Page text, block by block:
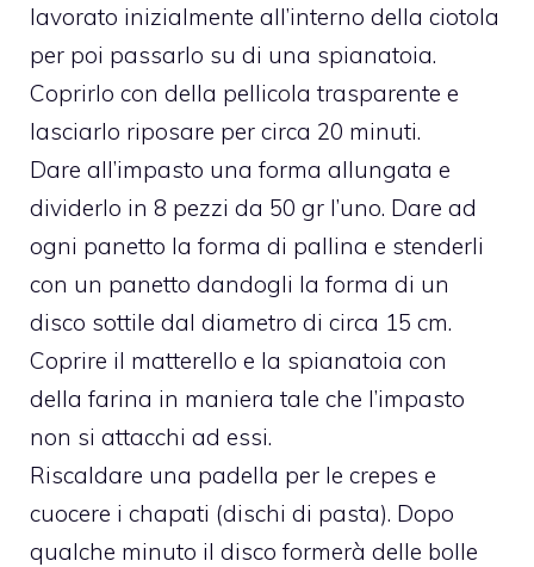
lavorato inizialmente all’interno della ciotola
per poi passarlo su di una spianatoia.
Coprirlo con della pellicola trasparente e
lasciarlo riposare per circa 20 minuti.
Dare all’impasto una forma allungata e
dividerlo in 8 pezzi da 50 gr l’uno. Dare ad
ogni panetto la forma di pallina e stenderli
con un panetto dandogli la forma di un
disco sottile dal diametro di circa 15 cm.
Coprire il matterello e la spianatoia con
della farina in maniera tale che l’impasto
non si attacchi ad essi.
Riscaldare una padella per le crepes e
cuocere i chapati (dischi di pasta). Dopo
qualche minuto il disco formerà delle bolle